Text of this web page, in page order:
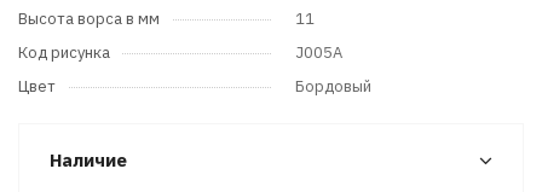
Высота ворса в мм
11
Код рисунка
J005A
Цвет
Бордовый
Наличие